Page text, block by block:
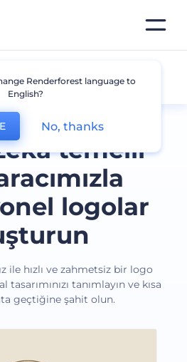
temelli
logolar
ile hızlı ve zahmetsiz bir logo
tanımlayın ve kısa
geçtiğine şahit olun.
Renderforest language to
English?
No, thanks